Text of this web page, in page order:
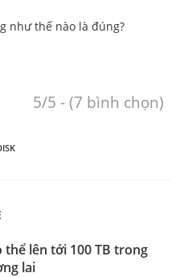
như thế nào là đúng?
5/5 - (7 bình chọn)
lên tới 100 TB trong
lai